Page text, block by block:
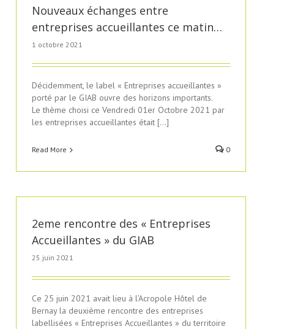
Nouveaux échanges entre
entreprises accueillantes ce matin…
1 octobre 2021
Décidemment, le label « Entreprises accueillantes »
porté par le GIAB ouvre des horizons importants.
Le thème choisi ce Vendredi 01er Octobre 2021 par
les entreprises accueillantes était […]
Read More 0
2eme rencontre des « Entreprises
Accueillantes » du GIAB
25 juin 2021
Ce 25 juin 2021 avait lieu à l’Acropole Hôtel de
Bernay la deuxième rencontre des entreprises
labellisées « Entreprises Accueillantes » du territoire